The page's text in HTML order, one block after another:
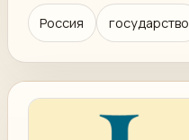
Россия государство